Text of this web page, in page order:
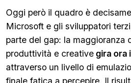
Oggi però il quadro è
Microsoft e gli sviluppatori
parte del gap: la maggioranza
produttività e creative gira ora
attraverso un livello di
finale fatica a percepire. Il